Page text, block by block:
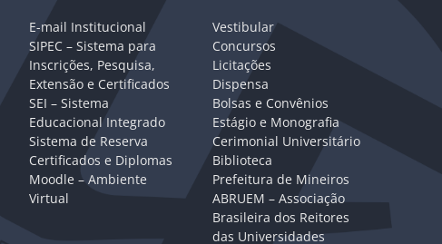
E-mail Institucional
SIPEC – Sistema para
Inscrições, Pesquisa,
Extensão e Certificados
SEI – Sistema
Educacional Integrado
Sistema de Reserva
Certificados e Diplomas
Moodle – Ambiente
Virtual
Vestibular
Concursos
Licitações
Dispensa
Bolsas e Convênios
Estágio e Monografia
Cerimonial Universitário
Biblioteca
Prefeitura de Mineiros
ABRUEM – Associação
Brasileira dos Reitores
das Universidades